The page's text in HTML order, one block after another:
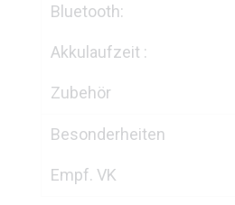
Bluetooth:
Akkulaufzeit :
Zubehör
Besonderheiten
Empf. VK